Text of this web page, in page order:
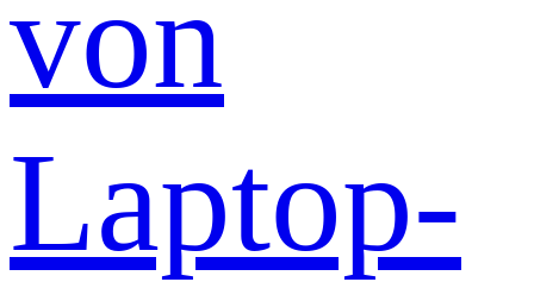
von
Laptop-